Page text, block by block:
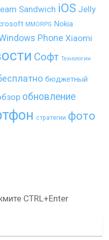
Sandwich iOS Jelly
MMORPG Nokia
Phone Xiaomi
Софт Технологии
бюджетный
обновление
стратегии фото
CTRL+Enter